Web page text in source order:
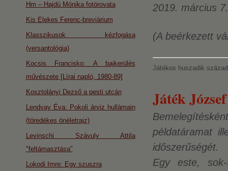
2019. március 7.
(A beérkezett
Játékos huszadik
Játék
példatáramat
időszerűségét.
Egy este,
Hm – Hajdú Mónika fotórovata
Kis Elekes Ferenc-breviárium
Klasszikusok kézfogása
(versantológia)
Kocsis Francisko: A bajkerülés
művészete [Lírai napló, 1980-89]
Kosztolányi Dezső a pesti utcán
Lendvay Éva: Pokoli árviz hullámain
(töredékes önéletrajz)
Levinschi Szávuly Attila
"feltámasztása"
Lokodi Imre: Egy szuszra